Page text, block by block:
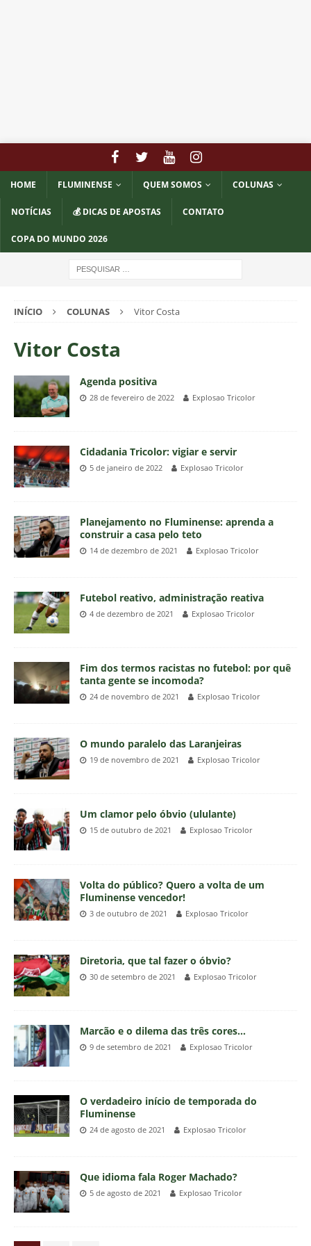
HOME FLUMINENSE QUEM SOMOS COLUNAS
NOTÍCIAS 💰 DICAS DE APOSTAS CONTATO
COPA DO MUNDO 2026
INÍCIO COLUNAS Vitor Costa
Vitor Costa
Agenda positiva
28 de fevereiro de 2022 Explosao Tricolor
Cidadania Tricolor: vigiar e servir
5 de janeiro de 2022 Explosao Tricolor
Planejamento no Fluminense: aprenda a
construir a casa pelo teto
14 de dezembro de 2021 Explosao Tricolor
Futebol reativo, administração reativa
4 de dezembro de 2021 Explosao Tricolor
Fim dos termos racistas no futebol: por quê
tanta gente se incomoda?
24 de novembro de 2021 Explosao Tricolor
O mundo paralelo das Laranjeiras
19 de novembro de 2021 Explosao Tricolor
Um clamor pelo óbvio (ululante)
15 de outubro de 2021 Explosao Tricolor
Volta do público? Quero a volta de um
Fluminense vencedor!
3 de outubro de 2021 Explosao Tricolor
Diretoria, que tal fazer o óbvio?
30 de setembro de 2021 Explosao Tricolor
Marcão e o dilema das três cores…
9 de setembro de 2021 Explosao Tricolor
O verdadeiro início de temporada do
Fluminense
24 de agosto de 2021 Explosao Tricolor
Que idioma fala Roger Machado?
5 de agosto de 2021 Explosao Tricolor